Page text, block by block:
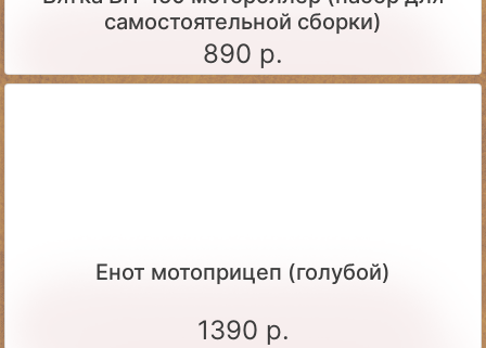
самостоятельной сборки)
890 р.
Енот мотоприцеп (голубой)
1390 р.